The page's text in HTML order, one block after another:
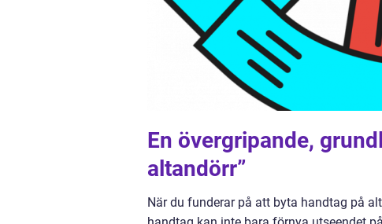
En övergripande,
altandörr”
När du funderar på att byta handtag på